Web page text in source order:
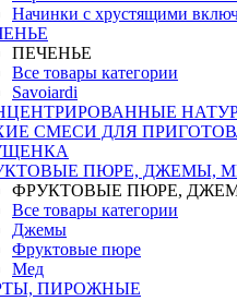
Начинки с хрустящими
ПЕЧЕНЬЕ
Все товары категории
Savoiardi
СМЕСИ ДЛЯ
ПЮРЕ, ДЖЕМЫ,
ФРУКТОВЫЕ ПЮРЕ,
Все товары категории
Джемы
Фруктовые пюре
Мед
ПИРОЖНЫЕ